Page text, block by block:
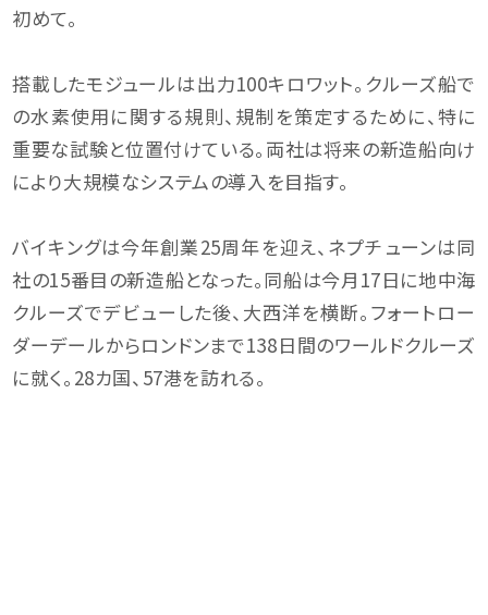
初めて。
搭載したモジュールは出力100キロワット。クルーズ船で
の水素使用に関する規則、規制を策定するために、特に
重要な試験と位置付けている。両社は将来の新造船向け
により大規模なシステムの導入を目指す。
バイキングは今年創業25周年を迎え、ネプチューンは同
社の15番目の新造船となった。同船は今月17日に地中海
クルーズでデビューした後、大西洋を横断。フォートロー
ダーデールからロンドンまで138日間のワールドクルーズ
に就く。28カ国、57港を訪れる。